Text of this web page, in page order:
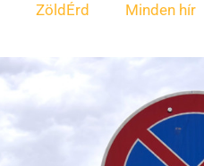
ZöldÉrd Minden hír